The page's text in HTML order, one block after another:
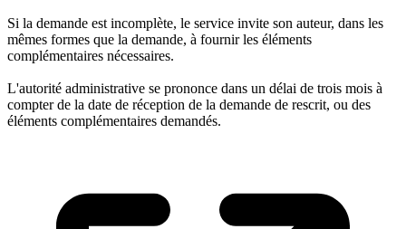
Si la demande est incomplète, le service invite son auteur, dans les
mêmes formes que la demande, à fournir les éléments
complémentaires nécessaires.
L'autorité administrative se prononce dans un délai de trois mois à
compter de la date de réception de la demande de rescrit, ou des
éléments complémentaires demandés.